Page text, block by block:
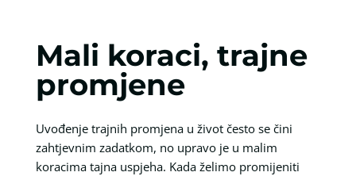
Mali koraci, trajne
promjene
Uvođenje trajnih promjena u život često se čini
zahtjevnim zadatkom, no upravo je u malim
koracima tajna uspjeha. Kada želimo promijeniti